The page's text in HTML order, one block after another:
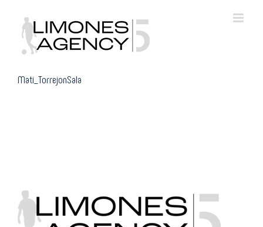
content
Mati_TorrejonSala